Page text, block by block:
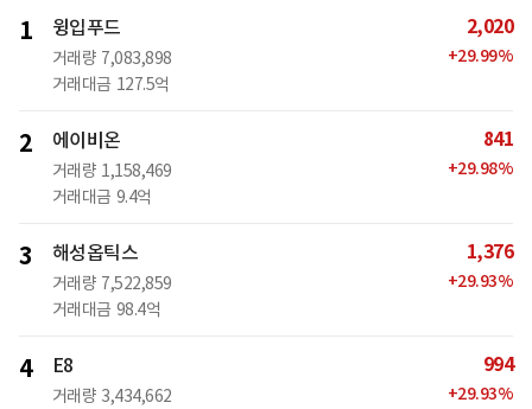
1 윙입푸드
거래량 7,083,898
거래대금 127.5억
2,020
+29.99%
2 에이비온
거래량 1,158,469
거래대금 9.4억
841
+29.98%
3 해성옵틱스
거래량 7,522,859
거래대금 98.4억
1,376
+29.93%
4 E8
거래량 3,434,662
994
+29.93%